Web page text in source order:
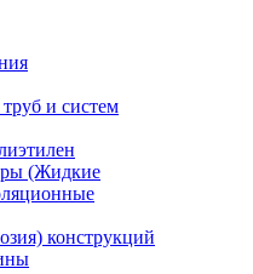
и систем
(Жидкие
конструкций